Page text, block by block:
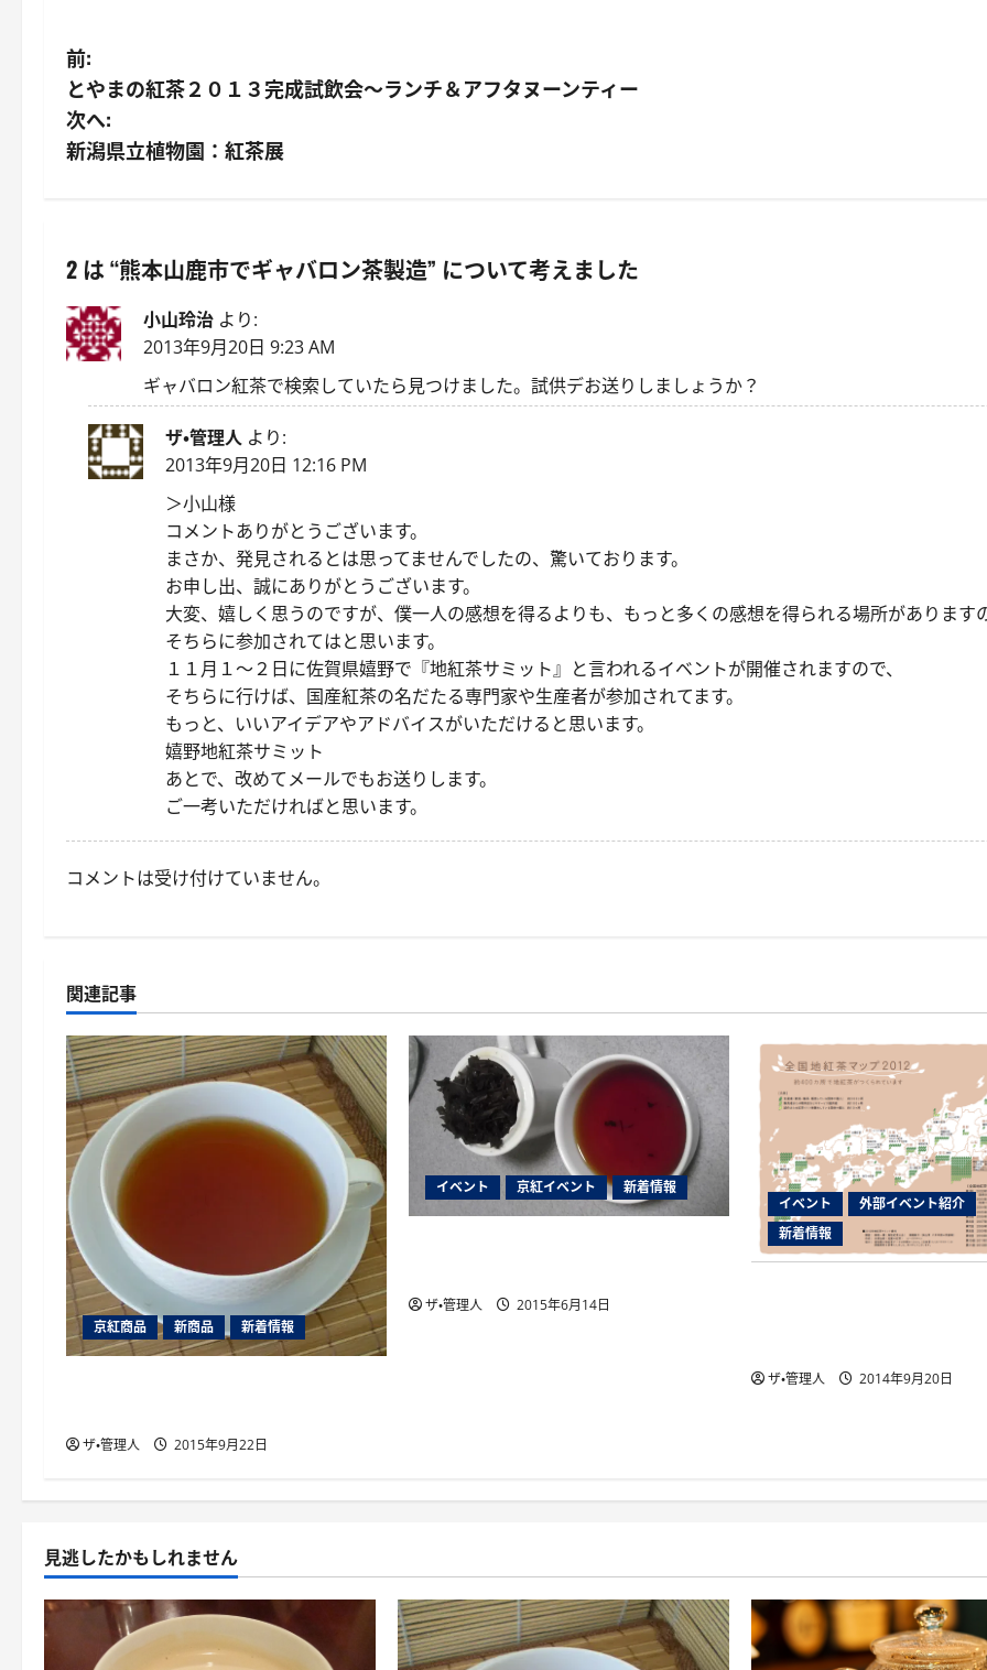
投
稿
ナ
ゲ
ー
シ
ン
前:
とやまの紅茶２０１３完成試飲会～ランチ＆アフタヌーンティー
次へ:
新潟県立植物園：紅茶展
2 は “熊本山鹿市でギャバロン茶製造” について考えました
小山玲治 より:
2013年9月20日 9:23 AM
ギャバロン紅茶で検索していたら見つけました。試供デお送りしましょうか？
ザ・管理人 より:
2013年9月20日 12:16 PM
＞小山様
コメントありがとうございます。
まさか、発見されるとは思ってませんでしたの、驚いております。
お申し出、誠にありがとうございます。
大変、嬉しく思うのですが、僕一人の感想を得るよりも、もっと多くの感想を得られる場所があります
そちらに参加されてはと思います。
１１月１～２日に佐賀県嬉野で『地紅茶サミット』と言われるイベントが開催されますので、
そちらに行けば、国産紅茶の名だたる専門家や生産者が参加されてます。
もっと、いいアイデアやアドバイスがいただけると思います。
嬉野地紅茶サミット
あとで、改めてメールでもお送りします。
ご一考いただければと思います。
コメントは受け付けていません。
関連記事
京紅商品 新商品 新着情報
ザ・管理人 2015年9月22日
イベント 京紅イベント 新着情報
ザ・管理人 2015年6月14日
イベント
外部イベント紹介
新着情報
ザ・管理人 2014年9月20日
見逃したかもしれません